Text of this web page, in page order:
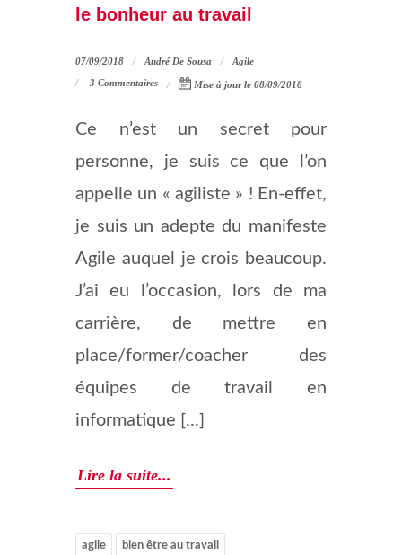
le bonheur au travail
07/09/2018 André De Sousa
Agile
3 Commentaires
Mise à jour le 08/09/2018
Ce n’est un secret pour
personne, je suis ce que l’on
appelle un « agiliste » ! En-effet,
je suis un adepte du manifeste
Agile auquel je crois beaucoup.
J’ai eu l’occasion, lors de ma
carrière, de mettre en
place/former/coacher des
équipes de travail en
informatique [...]
Lire la suite...
agile bien être au travail